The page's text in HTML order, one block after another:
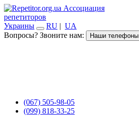
Ассоциация
репетиторов
Украины
RU | UA
Вопросы? Звоните нам:
Наши телефоны
(067) 505-98-05
(099) 818-33-25